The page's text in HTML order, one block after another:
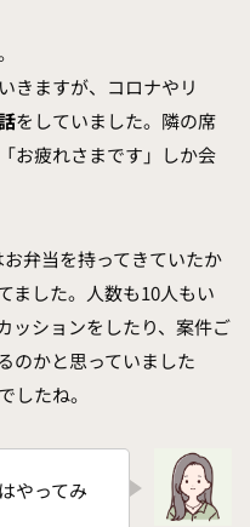
きますが、コロナやリ
をしていました。隣の席
お疲れさまです」しか会
弁当を持ってきていたか
ました。人数も10人もい
ッションをしたり、案件ご
のかと思っていました
したね。
やってみ